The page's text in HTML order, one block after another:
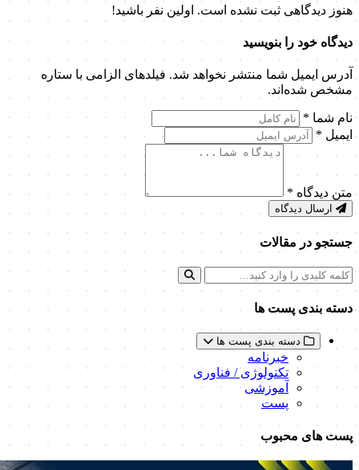
هنوز دیدگاهی ثبت نشده است. اولین نفر باشید!
دیدگاه خود را بنویسید
آدرس ایمیل شما منتشر نخواهد شد. فیلدهای الزامی با ستاره
مشخص شده‌اند.
نام شما *
ایمیل *
متن دیدگاه *
ارسال دیدگاه
جستجو در مقالات
دسته بندی پست ها
دسته بندی پست ها
خبرنامه
تکنولوژی / فناوری
آموزشی
پست
پست های محبوب